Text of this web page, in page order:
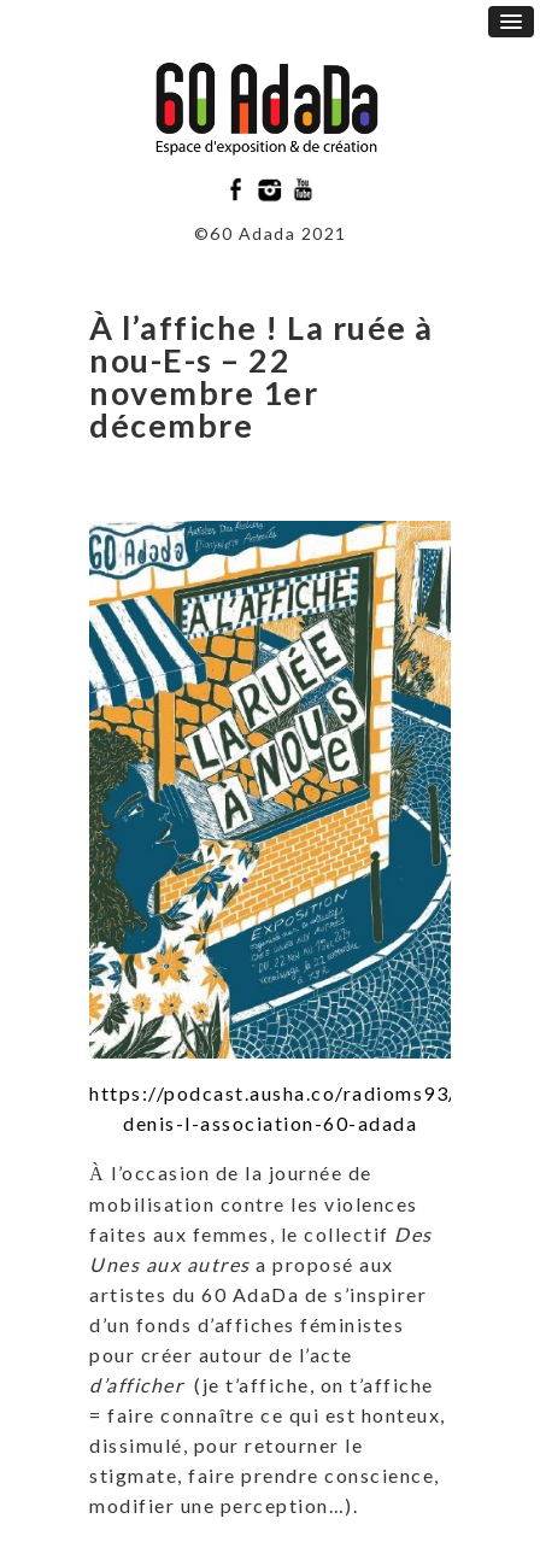
©60 Adada 2021
À l’affiche ! La ruée à
nou-E-s – 22
novembre 1er
décembre
https://podcast.ausha.co/radioms93/saint-
denis-l-association-60-adada
À l’occasion de la journée de
mobilisation contre les violences
faites aux femmes, le collectif Des
Unes aux autres a proposé aux
artistes du 60 AdaDa de s’inspirer
d’un fonds d’affiches féministes
pour créer autour de l’acte
d’afficher(je t’affiche, on t’affiche
= faire connaître ce qui est honteux,
dissimulé, pour retourner le
stigmate, faire prendre conscience,
modifier une perception…).